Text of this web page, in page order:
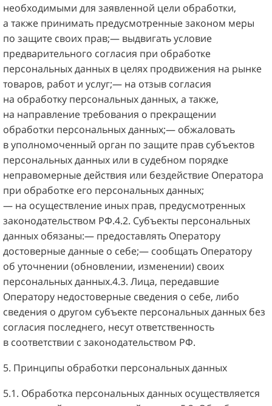
необходимыми для заявленной цели обработки,
а также принимать предусмотренные законом меры
по защите своих прав;— выдвигать условие
предварительного согласия при обработке
персональных данных в целях продвижения на рынке
товаров, работ и услуг;— на отзыв согласия
на обработку персональных данных, а также,
на направление требования о прекращении
обработки персональных данных;— обжаловать
в уполномоченный орган по защите прав субъектов
персональных данных или в судебном порядке
неправомерные действия или бездействие Оператора
при обработке его персональных данных;
— на осуществление иных прав, предусмотренных
законодательством РФ.4.2. Субъекты персональных
данных обязаны:— предоставлять Оператору
достоверные данные о себе;— сообщать Оператору
об уточнении (обновлении, изменении) своих
персональных данных.4.3. Лица, передавшие
Оператору недостоверные сведения о себе, либо
сведения о другом субъекте персональных данных без
согласия последнего, несут ответственность
в соответствии с законодательством РФ.
5. Принципы обработки персональных данных
5.1. Обработка персональных данных осуществляется